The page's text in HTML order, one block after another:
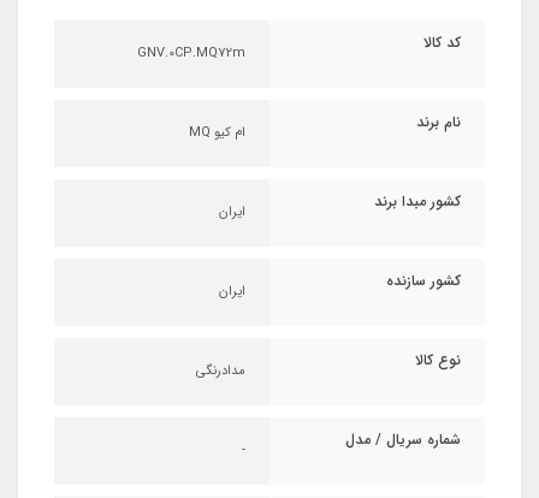
کد کالا GNV.0CP.MQ72m
نام برند ام کیو MQ
کشور مبدا برند ایران
کشور سازنده ایران
نوع کالا مدادرنگی
شماره سریال / مدل -